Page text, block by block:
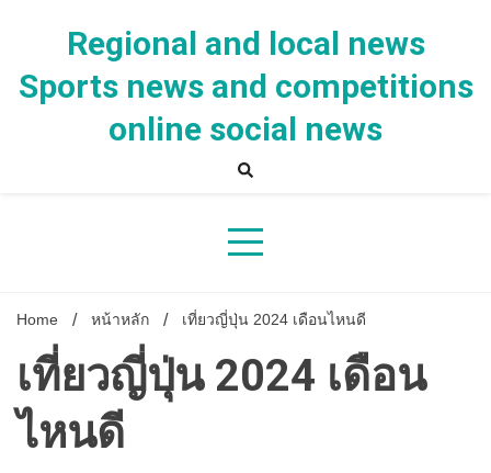
Regional and local news
Sports news and competitions
online social news
Home หน้าหลัก เที่ยวญี่ปุ่น 2024 เดือนไหนดี
เที่ยวญี่ปุ่น 2024 เดือน
ไหนดี